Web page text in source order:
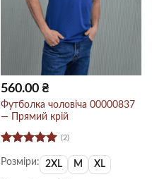
560.00 ₴
Футболка чоловіча 00000837
— Прямий крій
Оцінено в
5з 5
(2)
Розміри: 2XL M XL